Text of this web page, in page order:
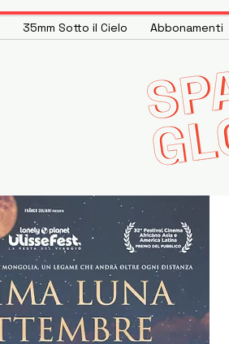
35mm Sotto il Cielo Abbonamenti